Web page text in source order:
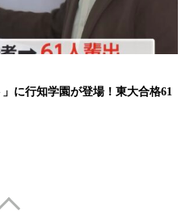
に行知学園が登場！東大合格61